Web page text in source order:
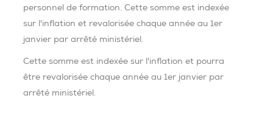
personnel de formation. Cette somme est indexée
sur l'inflation et revalorisée chaque année au 1er
janvier par arrêté ministériel.
Cette somme est indexée sur l'inflation et pourra
être revalorisée chaque année au 1er janvier par
arrêté ministériel.